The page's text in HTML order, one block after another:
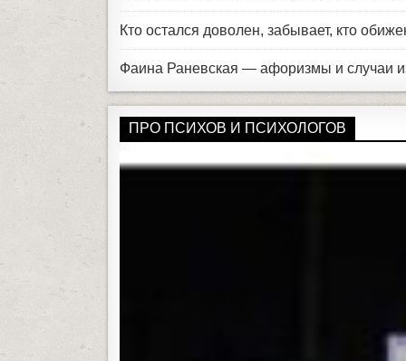
Кто остался доволен, забывает, кто
Фаина Раневская — афоризмы и случаи
ПРО ПСИХОВ И ПСИХОЛОГОВ